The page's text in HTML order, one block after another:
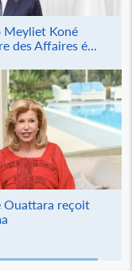
Meyliet Koné
des Affaires é...
Ouattara reçoit